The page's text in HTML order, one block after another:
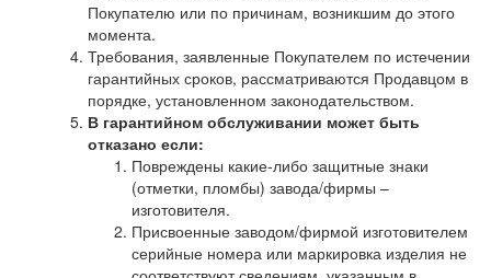
Покупателю или по причинам, возникшим до этого
момента.
Требования, заявленные Покупателем по истечении
гарантийных сроков, рассматриваются Продавцом в
порядке, установленном законодательством.
В гарантийном обслуживании может быть
отказано если:
Повреждены какие-либо защитные знаки
(отметки, пломбы) завода/фирмы –
изготовителя.
Присвоенные заводом/фирмой изготовителем
серийные номера или маркировка изделия не